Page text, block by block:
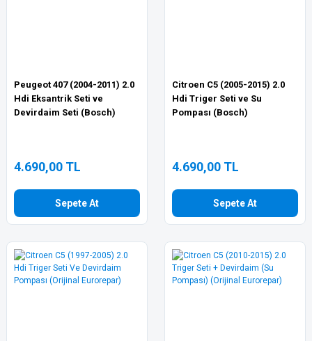
Peugeot 407 (2004-2011) 2.0
Hdi Eksantrik Seti ve
Devirdaim Seti (Bosch)
4.690,00 TL
Sepete At
Citroen C5 (2005-2015) 2.0
Hdi Triger Seti ve Su
Pompası (Bosch)
4.690,00 TL
Sepete At